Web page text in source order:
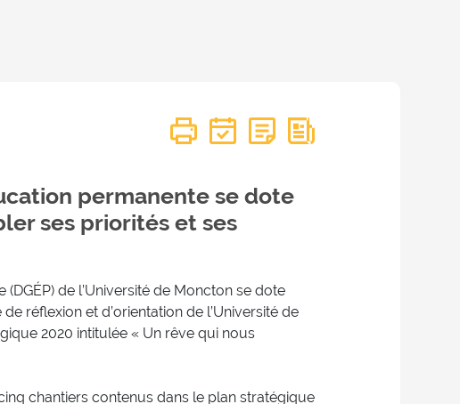
permanente se dote
ses priorités et ses
de l’Université de Moncton se dote
réflexion et d’orientation de l’Université de
2020 intitulée « Un rêve qui nous
chantiers contenus dans le plan stratégique